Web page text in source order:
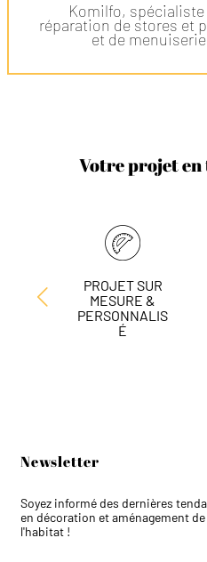
Komilfo, spécialiste
réparation de stores et
et de
Votre projet
PROJET SUR
MESURE &
PERSONNALIS
É
Newsletter
Soyez informé des dernières
en décoration et aménagement de
l'habitat !